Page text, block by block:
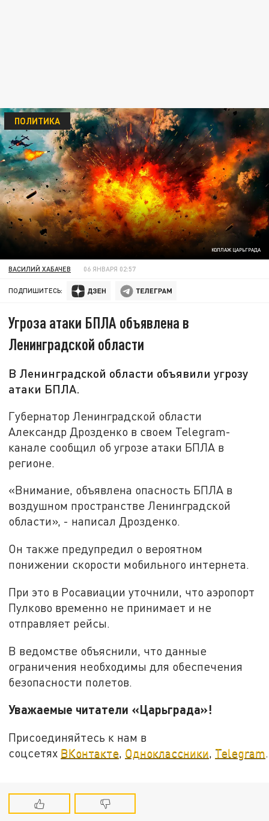
КОЛЛАЖ ЦАРЬГРАДА
ПОЛИТИКА
ВАСИЛИЙ ХАБАЧЕВ 06 ЯНВАРЯ 02:57
ПОДПИШИТЕСЬ:
Угроза атаки БПЛА объявлена в
Ленинградской области
В Ленинградской области объявили угрозу
атаки БПЛА.
Губернатор Ленинградской области
Александр Дрозденко в своем Telegram-
канале сообщил об угрозе атаки БПЛА в
регионе.
«Внимание, объявлена опасность БПЛА в
воздушном пространстве Ленинградской
области», - написал Дрозденко.
Он также предупредил о вероятном
понижении скорости мобильного интернета.
При это в Росавиации уточнили, что аэропорт
Пулково временно не принимает и не
отправляет рейсы.
В ведомстве объяснили, что данные
ограничения необходимы для обеспечения
безопасности полетов.
Уважаемые читатели «Царьграда»!
Присоединяйтесь к нам в
соцсетях ВКонтакте, Одноклассники, Telegram.